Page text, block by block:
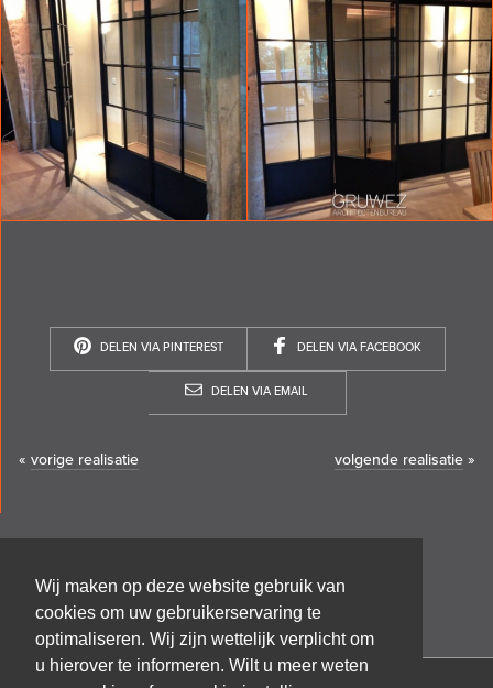
Wij maken op deze website gebruik van
cookies om uw gebruikerservaring te
optimaliseren. Wij zijn wettelijk verplicht om
u hierover te informeren. Wilt u meer weten
DELEN VIA PINTEREST DELEN VIA FACEBOOK
DELEN VIA EMAIL
« vorige realisatie volgende realisatie »